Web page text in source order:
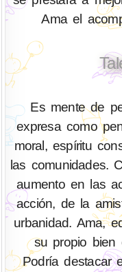
Ama el
Es mente de
expresa como
moral, espíritu
las comunidades.
aumento en las
acción, de la
urbanidad. Ama,
su propio bien
Podría destacar